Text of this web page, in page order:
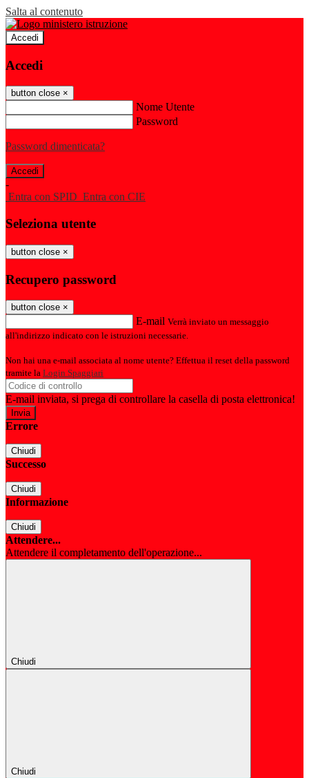
Salta al contenuto
Accedi
Accedi
button close ×
Nome Utente
Password
Password dimenticata?
-
Entra con SPID Entra con CIE
Seleziona utente
button close ×
Recupero password
button close ×
E-mail Verrà inviato un messaggio
all'indirizzo indicato con le istruzioni necessarie.
Non hai una e-mail associata al nome utente? Effettua il reset della password
tramite la Login Spaggiari
E-mail inviata, si prega di controllare la casella di posta elettronica!
Errore
Chiudi
Successo
Chiudi
Informazione
Chiudi
Attendere...
Attendere il completamento dell'operazione...
Chiudi
Chiudi